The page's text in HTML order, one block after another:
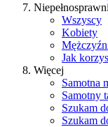
Niepełnosprawni
Wszyscy
Kobiety
Jak
Więcej
Samotna
Samotny
Szukam
Szukam